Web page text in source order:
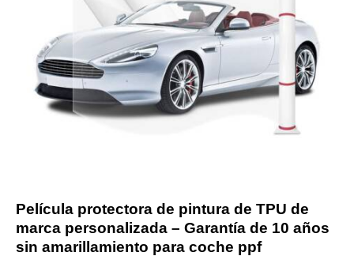
Película protectora de pintura de TPU de
marca personalizada – Garantía de 10 años
sin amarillamiento para coche ppf